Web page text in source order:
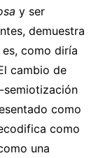
y ser
demuestra
como diría
cambio de
como
como
una